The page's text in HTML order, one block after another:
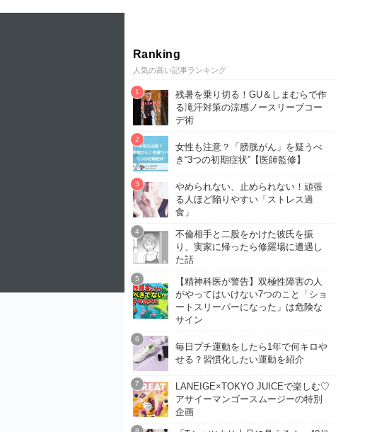
Ranking
人気の高い記事ランキング
残暑を乗り切る！GU＆しまむらで作
る滝汗対策の涼感ノースリーブコー
デ術
女性も注意？「膀胱がん」を疑うべ
き“3つの初期症状”【医師監修】
やめられない、止められない！頑張
る人ほど陥りやすい「ストレス過
食」
不倫相手と二股をかけた彼氏を振
り、実家に帰ったら修羅場に遭遇し
た話
【精神科医が警告】双極性障害の人
がやってはいけない7つのこと「ショ
ートスリーパーになった」は危険な
サイン
毎日プチ運動をしたら1年で何キロや
せる？習慣化したい運動を紹介
LANEIGE×TOKYO JUICEで楽しむ♡
アサイーマンゴースムージーの特別
企画